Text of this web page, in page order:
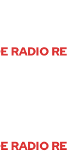
RADIO
RADIO